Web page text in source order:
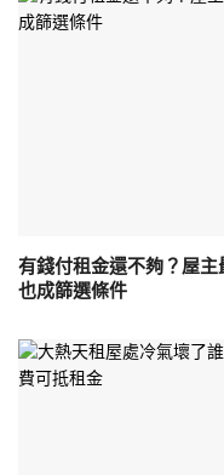
有錢付租金還不夠？屋
也成篩選條件